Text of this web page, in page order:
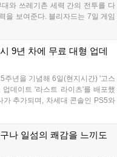
와 쓰레기촌 세력 간의 전투를 다
을 보여준다. 블리자드는 7일 게임
즌4 트레일러를 선보이며, 11일 시
9년 차에 무료 대형 업데
주년을 기념해 6일(현지시간) '고스
데이트 '라스트 라이츠'를 배포했
추가되며, 차세대 콘솔인 PS5와
원한다. 또한 편의성 개선과 함께
나 일섬의 쾌감을 느끼도